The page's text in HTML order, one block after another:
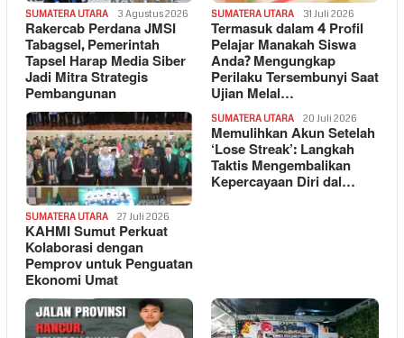
SUMATERA UTARA 3 Agustus 2026
Rakercab Perdana JMSI
Tabagsel, Pemerintah
Tapsel Harap Media Siber
Jadi Mitra Strategis
Pembangunan
SUMATERA UTARA 31 Juli 2026
Termasuk dalam 4 Profil
Pelajar Manakah Siswa
Anda? Mengungkap
Perilaku Tersembunyi Saat
Ujian Melal…
SUMATERA UTARA 27 Juli 2026
KAHMI Sumut Perkuat
Kolaborasi dengan
Pemprov untuk Penguatan
Ekonomi Umat
SUMATERA UTARA 20 Juli 2026
Memulihkan Akun Setelah
‘Lose Streak’: Langkah
Taktis Mengembalikan
Kepercayaan Diri dal…